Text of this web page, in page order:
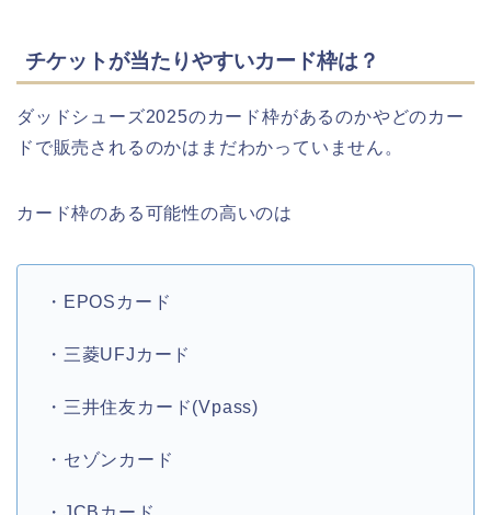
チケットが当たりやすいカード枠は？
ダッドシューズ2025のカード枠があるのかやどのカー
ドで販売されるのかはまだわかっていません。
カード枠のある可能性の高いのは
・EPOSカード
・三菱UFJカード
・三井住友カード(Vpass)
・セゾンカード